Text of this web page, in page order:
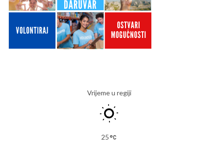
Vrijeme u regiji
25